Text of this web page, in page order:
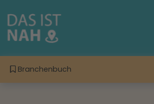
Branchenbuch